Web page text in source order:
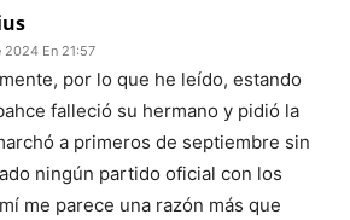
En 21:57
por lo que he leído, estando
falleció su hermano y pidió la
a primeros de septiembre sin
ningún partido oficial con los
me parece una razón más que